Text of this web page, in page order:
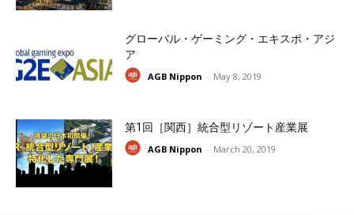
グローバル・ゲーミング・エキスポ・アジ
ア
AGB Nippon - May 8, 2019
第1回［関西］統合型リゾート産業展
AGB Nippon - March 20, 2019